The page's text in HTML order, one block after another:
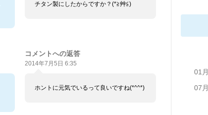
チタン製にしたからですか？(*≧艸≦)
コメントへの返答
2014年7月5日 6:35
ホントに元気でいるって良いですね(*^^*)
01月
07月